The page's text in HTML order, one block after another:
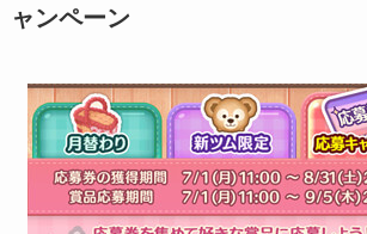
ャンペーン